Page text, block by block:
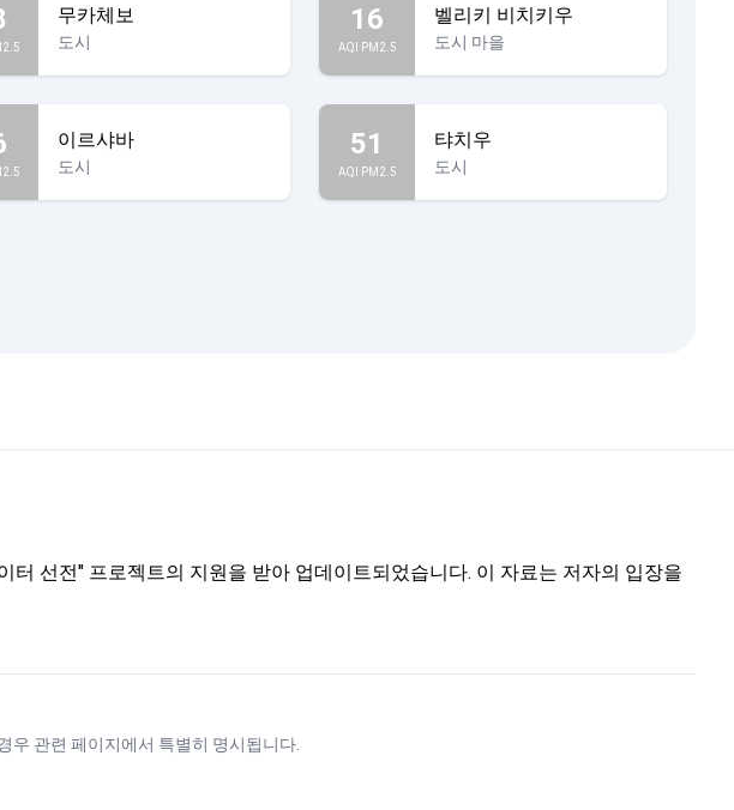
무카체보
도시
16
AQI PM2.5
벨리키 비치키우
도시 마을
이르샤바
도시
51
AQI PM2.5
탸치우
도시
선전" 프로젝트의 지원을 받아 업데이트되었습니다. 이 자료는 저자의 입장을
우 관련 페이지에서 특별히 명시됩니다.